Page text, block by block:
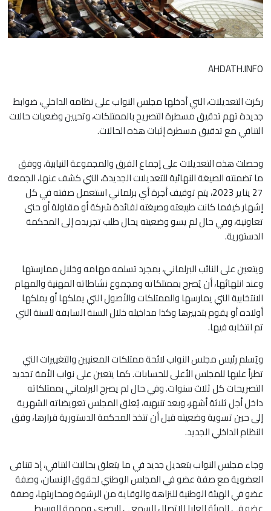
AHDATH.INFO
ركزت التعديلات، التي أدخلها مجلس النواب على نظامه الداخلي، ضوابط
جديدة تهم تدقيق مسطرة التصريح بالممتلكات، وتحيين وضعيات حالات
التنافي مع تدقيق مسطرة إثبات هذه الحالات.
وحصلت هذه التعديلات على إجماع الفرق والمجموعة النيابية، ووفق
ما تضمنته الصيغة النهائية للتعديلات الجديدة، التي كشف عنها، الجمعة
27 يناير 2023، يتم توقيف أجرة أي برلماني استعمل صفته في كل
إشهار كيفما كانت طبيعته وصيغته لفائدة شركة أو مقاولة أو حتى
تعاونية، وفي حال لم يسو وضعيته يحال طلب تجريده إلى المحكمة
الدستورية.
ويتعين على النائب البرلماني، بمجرد تسلمه مهامه وخلال ممارستها
وعند انتهائها، أن يُصرح بممتلكاته ومجموع نشاطاته المهنية والمهام
الانتخابية التي يمارسها والممتلكات والأصول التي يملكها أو يملكها
أولاده أو يقوم بتدبيرها وكذا مداخيله خلال السنة السابقة للسنة التي
تم انتخابه فيها.
ويُسلم رئيس مجلس النواب لائحة ممتلكات المعنيين والتغييرات التي
تطرأ عليها للمجلس الأعلى للحسابات. كما يتعين على نواب الأمة تجديد
التصريحات كل ثلاث سنوات. وفي حال لم يصرح البرلماني بممتلكاته
داخل أجل ثلاثة أشهر، وبعد تنبهيه، يُعلق المجلس تعويضاته الشهرية
إلى حين تسوية وضعيته قبل أن تتخذ المحكمة الدستورية قرارها، وفق
النظام الداخلي الجديد.
وجاء مجلس النواب بتعديل جديد في ما يتعلق بحالات التنافي، إذ تتنافى
العضوية مع صفة عضو في المجلس الوطني لحقوق الإنسان، وصفة
عضو في الهيئة الوطنية للنزاهة والوقاية من الرشوة ومحاربتها، وصفة